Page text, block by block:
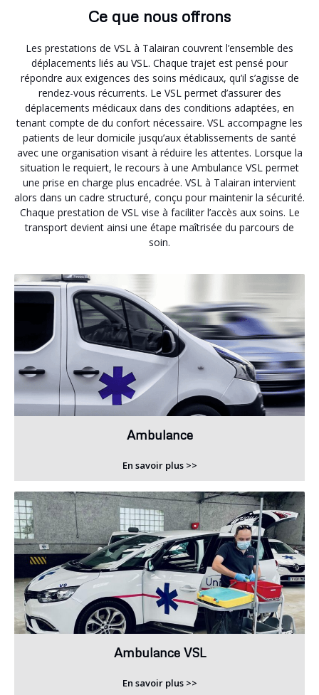
Ce que nous offrons
Les prestations de VSL à Talairan couvrent l’ensemble des
déplacements liés au VSL. Chaque trajet est pensé pour
répondre aux exigences des soins médicaux, qu’il s’agisse de
rendez-vous récurrents. Le VSL permet d’assurer des
déplacements médicaux dans des conditions adaptées, en
tenant compte de du confort nécessaire. VSL accompagne les
patients de leur domicile jusqu’aux établissements de santé
avec une organisation visant à réduire les attentes. Lorsque la
situation le requiert, le recours à une Ambulance VSL permet
une prise en charge plus encadrée. VSL à Talairan intervient
alors dans un cadre structuré, conçu pour maintenir la sécurité.
Chaque prestation de VSL vise à faciliter l’accès aux soins. Le
transport devient ainsi une étape maîtrisée du parcours de
soin.
Ambulance
En savoir plus >>
Ambulance VSL
En savoir plus >>